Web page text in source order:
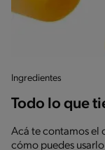
Ingredientes
Todo lo que
Acá te contamos el
cómo puedes